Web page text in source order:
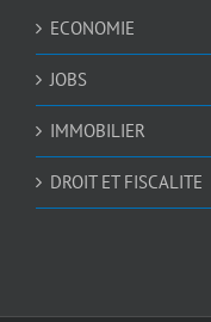
ECONOMIE
JOBS
IMMOBILIER
DROIT ET FISCALITE